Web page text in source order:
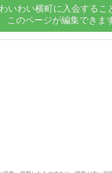
わいわい横町に入会するこ
このページが編集できま